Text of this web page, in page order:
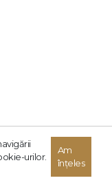
urilor.
Am
înțeles